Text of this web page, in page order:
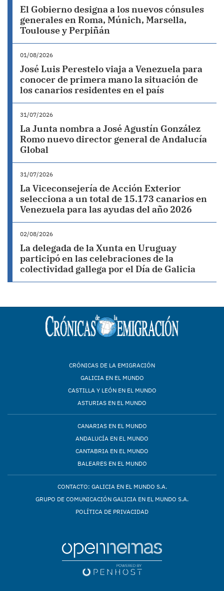
El Gobierno designa a los nuevos cónsules
generales en Roma, Múnich, Marsella,
Toulouse y Perpiñán
01/08/2026
José Luis Perestelo viaja a Venezuela para
conocer de primera mano la situación de
los canarios residentes en el país
31/07/2026
La Junta nombra a José Agustín González
Romo nuevo director general de Andalucía
Global
31/07/2026
La Viceconsejería de Acción Exterior
selecciona a un total de 15.173 canarios en
Venezuela para las ayudas del año 2026
02/08/2026
La delegada de la Xunta en Uruguay
participó en las celebraciones de la
colectividad gallega por el Día de Galicia
CRÓNICAS DE LA EMIGRACIÓN
GALICIA EN EL MUNDO
CASTILLA Y LEÓN EN EL MUNDO
ASTURIAS EN EL MUNDO
CANARIAS EN EL MUNDO
ANDALUCÍA EN EL MUNDO
CANTABRIA EN EL MUNDO
BALEARES EN EL MUNDO
CONTACTO: GALICIA EN EL MUNDO S.A.
GRUPO DE COMUNICACIÓN GALICIA EN EL MUNDO S.A.
POLÍTICA DE PRIVACIDAD